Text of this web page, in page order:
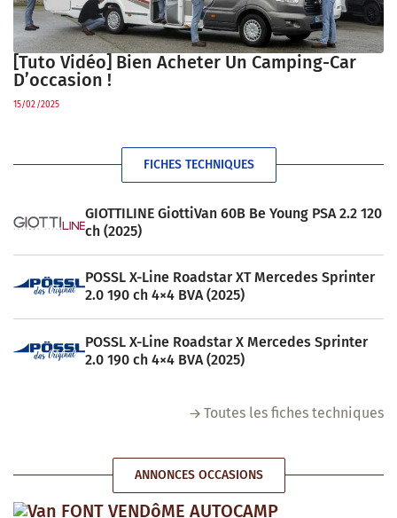
[Tuto Vidéo] Bien Acheter Un Camping-Car
D’occasion !
15/02/2025
FICHES TECHNIQUES
GIOTTILINE GiottiVan 60B Be Young PSA 2.2 120
ch (2025)
POSSL X-Line Roadstar XT Mercedes Sprinter
2.0 190 ch 4×4 BVA (2025)
POSSL X-Line Roadstar X Mercedes Sprinter
2.0 190 ch 4×4 BVA (2025)
Toutes les fiches techniques
ANNONCES OCCASIONS
Van FONT VENDôME AUTOCAMP